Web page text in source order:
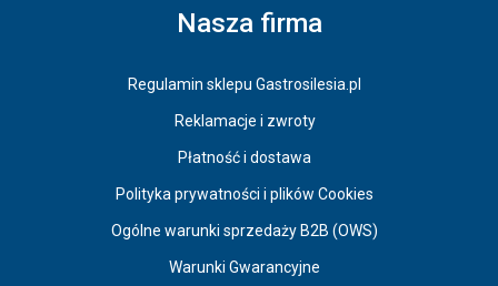
Nasza firma
Regulamin sklepu Gastrosilesia.pl
Reklamacje i zwroty
Płatność i dostawa
Polityka prywatności i plików Cookies
Ogólne warunki sprzedaży B2B (OWS)
Warunki Gwarancyjne